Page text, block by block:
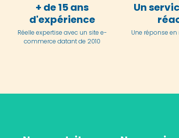
+ de 15 ans
d'expérience
Réelle expertise avec un site e-
commerce datant de 2010
Un
Une réponse